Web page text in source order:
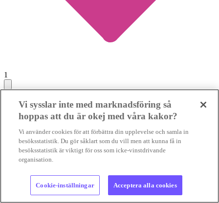
1
Dålig affär att ersätta utsläppsminskningar i EU
med klimatkrediter
UTSLÄPPSHANDELDet är inte fel när EU finansiera
klimatinsatser i andra delar av världen. Men om satsningarna
minskar omställningstrycket inom unionen...
UTSLÄPPSHANDEL
02 aug 2026• Lästid:
Vi sysslar inte med marknadsföring så
hoppas att du är okej med våra kakor?
Vi använder cookies för att förbättra din upplevelse och samla in
besöksstatistik. Du gör såklart som du vill men att kunna få in
besöksstatistik är viktigt för oss som icke-vinstdrivande
organisation.
Cookie-inställningar Acceptera alla cookies